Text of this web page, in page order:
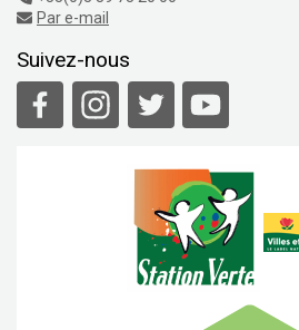
Par e-mail
Suivez-nous